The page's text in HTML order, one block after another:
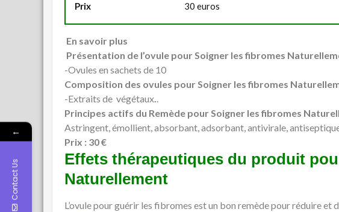
Prix 30 euros
En savoir plus
Présentation de l’ovule pour Soigner les fibromes
-Ovules en sachets de 10
Composition des ovules pour Soigner les fibromes
-Extraits de végétaux..
Principes actifs du Remède pour Soigner les fibromes
Astringent, émollient, absorbant, adsorbant, antivirale,
Prix : 30 €
Effets thérapeutiques du produit
Naturellement
L’ovule pour guérir les fibromes est un bon remède pour réduire et
←
Contact Us